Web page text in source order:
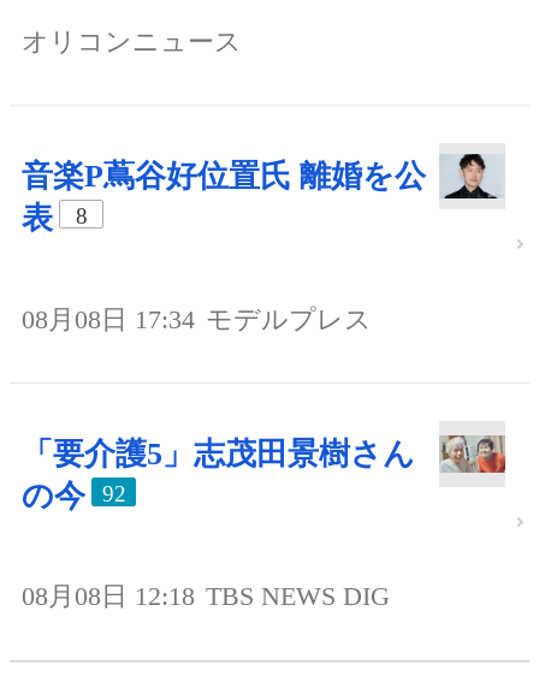
オリコンニュース
音楽P蔦谷好位置氏 離婚を公
表
8
08月08日 17:34 モデルプレス
「要介護5」志茂田景樹さん
の今
92
08月08日 12:18 TBS NEWS DIG